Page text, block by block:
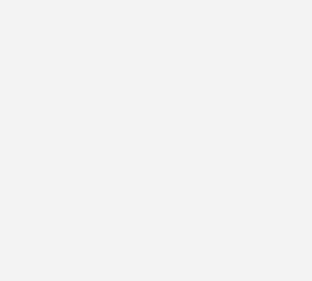
IdaLabs
Software IDA eine speziell für
Lösung zur Digitalisierung und
– vom Büro bis zur Baustelle. Die
während clevere Schnittstellen
Tools und Softwarelösungen